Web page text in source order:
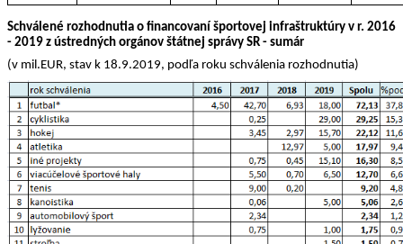
Schválené rozhodnutia o financovaní športovej infraštruktúry v r. 2016
- 2019 z ústredných orgánov štátnej správy SR - sumár
(v mil.EUR, stav k 18.9.2019, podľa roku schválenia rozhodnutia)